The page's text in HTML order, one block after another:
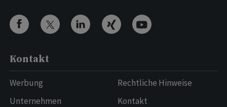
Kontakt
Werbung
Unternehmen
Rechtliche Hinweise
Kontakt